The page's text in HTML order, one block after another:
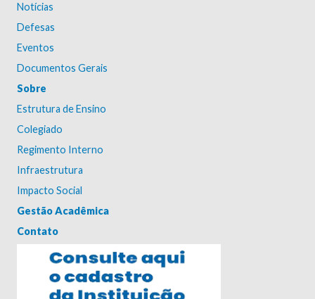
Notícias
Defesas
Eventos
Documentos Gerais
Sobre
Estrutura de Ensino
Colegiado
Regimento Interno
Infraestrutura
Impacto Social
Gestão Acadêmica
Contato